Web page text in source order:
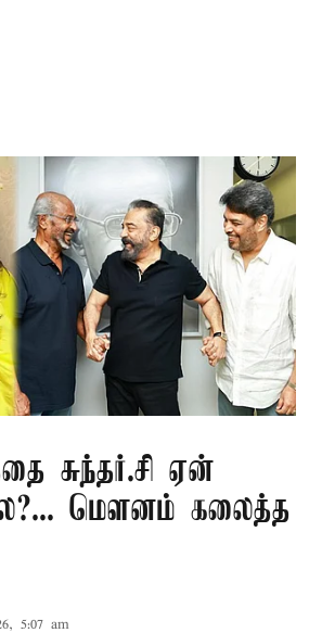
சுந்தர்.சி ஏன்
மௌனம் கலைத்த
5:07 am